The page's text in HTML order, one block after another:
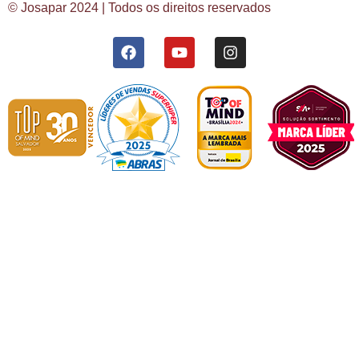
© Josapar 2024 | Todos os direitos reservados